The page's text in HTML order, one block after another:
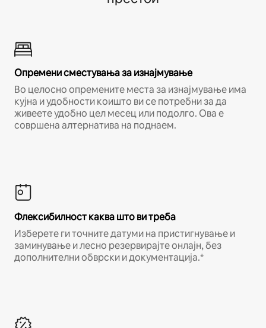
Опремени сместувања за изнајмување
Во целосно опремените места за изнајмување има
кујна и удобности коишто ви се потребни за да
живеете удобно цел месец или подолго. Ова е
совршена алтернатива на поднаем.
Флексибилност каква што ви треба
Изберете ги точните датуми на пристигнување и
заминување и лесно резервирајте онлајн, без
дополнителни обврски и документација.*